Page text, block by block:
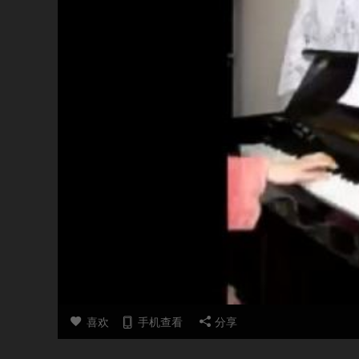
喜欢 手机查看 分享